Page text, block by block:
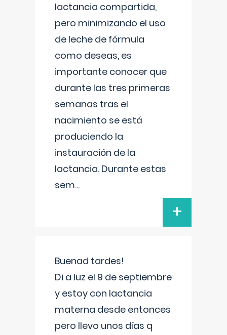
lactancia compartida,
pero minimizando el uso
de leche de fórmula
como deseas, es
importante conocer que
durante las tres primeras
semanas tras el
nacimiento se está
produciendo la
instauración de la
lactancia. Durante estas
sem...
+
Buenad tardes!
Di a luz el 9 de septiembre
y estoy con lactancia
materna desde entonces
pero llevo unos días q